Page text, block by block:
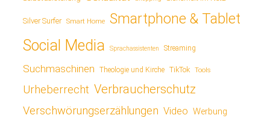
Silver Surfer Smart Home Smartphone & Tablet
Social Media Sprachassistenten Streaming
Suchmaschinen Theologie und Kirche TikTok Tools
Urheberrecht Verbraucherschutz
Verschwörungserzählungen Video Werbung